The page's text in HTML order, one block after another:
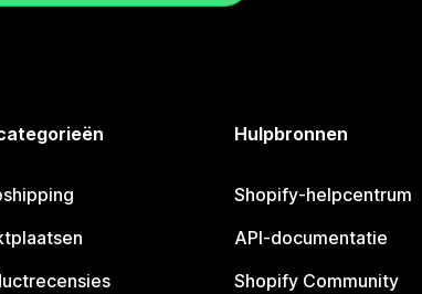
Hulpbronnen
Shopify-helpcentrum
API-documentatie
Shopify Community